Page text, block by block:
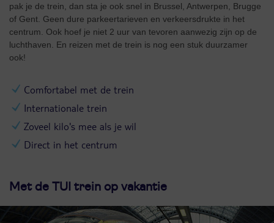
pak je de trein, dan sta je ook snel in Brussel, Antwerpen, Brugge
of Gent. Geen dure parkeertarieven en verkeersdrukte in het
centrum. Ook hoef je niet 2 uur van tevoren aanwezig zijn op de
luchthaven. En reizen met de trein is nog een stuk duurzamer
ook!
Comfortabel met de trein
Internationale trein
Zoveel kilo's mee als je wil
Direct in het centrum
Met de TUI trein op vakantie